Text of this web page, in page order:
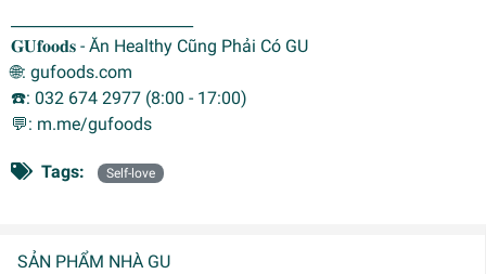
SẢN PHẨM NHÀ GU
𝐆𝐔𝐟𝐨𝐨𝐝𝐬 - Ăn Healthy Cũng Phải Có GU
🌐: gufoods.com
☎️: 032 674 2977 (8:00 - 17:00)
💬: m.me/gufoods
Tags: Self-love